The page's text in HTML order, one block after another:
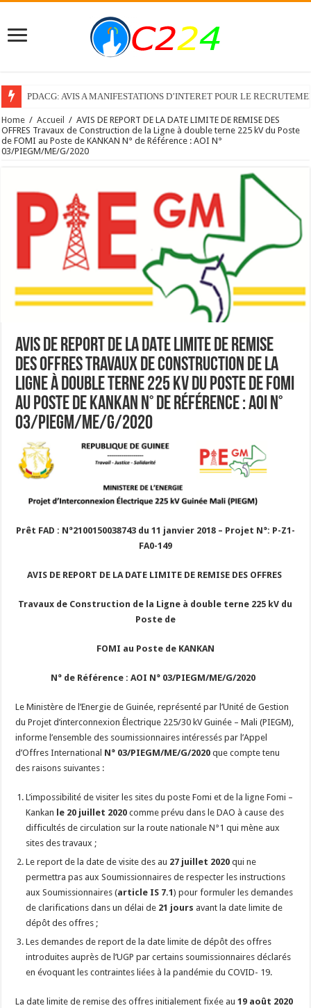
PDACG: AVIS A MANIFESTATIONS D’INTERET POUR LE
Home / Accueil / AVIS DE REPORT DE LA DATE LIMITE DE REMISE DES
OFFRES Travaux de Construction de la Ligne à double terne 225 kV du Poste
de FOMI au Poste de KANKAN N° de Référence : AOI N°
03/PIEGM/ME/G/2020
AVIS DE REPORT DE LA DATE LIMITE DE REMISE
DES OFFRES Travaux de Construction de la
Ligne à double terne 225 kV du Poste de FOMI
au Poste de KANKAN N° de Référence : AOI N°
03/PIEGM/ME/G/2020
Prêt FAD : N°2100150038743 du 11 janvier 2018 – Projet N°: P-Z1-
FA0-149
AVIS DE REPORT DE LA DATE LIMITE DE REMISE DES OFFRES
Travaux de Construction de la Ligne à double terne 225 kV du
Poste de
FOMI au Poste de KANKAN
N° de Référence : AOI N° 03/PIEGM/ME/G/2020
Le Ministère de l’Energie de Guinée, représenté par l’Unité de Gestion
du Projet d’interconnexion Électrique 225/30 kV Guinée – Mali (PIEGM),
informe l’ensemble des soumissionnaires intéressés par l’Appel
d’Offres International N° 03/PIEGM/ME/G/2020que compte tenu
des raisons suivantes :
L’impossibilité de visiter les sites du poste Fomi et de la ligne Fomi –
Kankan le 20 juillet 2020 comme prévu dans le DAO à cause des
difficultés de circulation sur la route nationale N°1 qui mène aux
sites des travaux ;
Le report de la date de visite des au 27 juillet 2020 qui ne
permettra pas aux Soumissionnaires de respecter les instructions
aux Soumissionnaires (article IS 7.1) pour formuler les demandes
de clarifications dans un délai de 21 jours avant la date limite de
dépôt des offres ;
Les demandes de report de la date limite de dépôt des offres
introduites auprès de l’UGP par certains soumissionnaires déclarés
en évoquant les contraintes liées à la pandémie du COVID- 19.
La date limite de remise des offres initialement fixée au 19 août 2020